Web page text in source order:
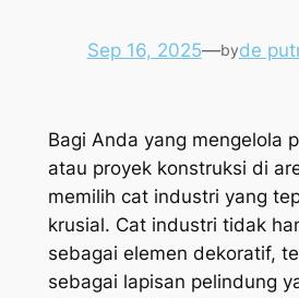
Sep 16, 2025—byde
Bagi Anda yang mengelola
atau proyek konstruksi di
memilih cat industri yang
krusial. Cat industri tidak
sebagai elemen dekoratif,
sebagai lapisan pelindung